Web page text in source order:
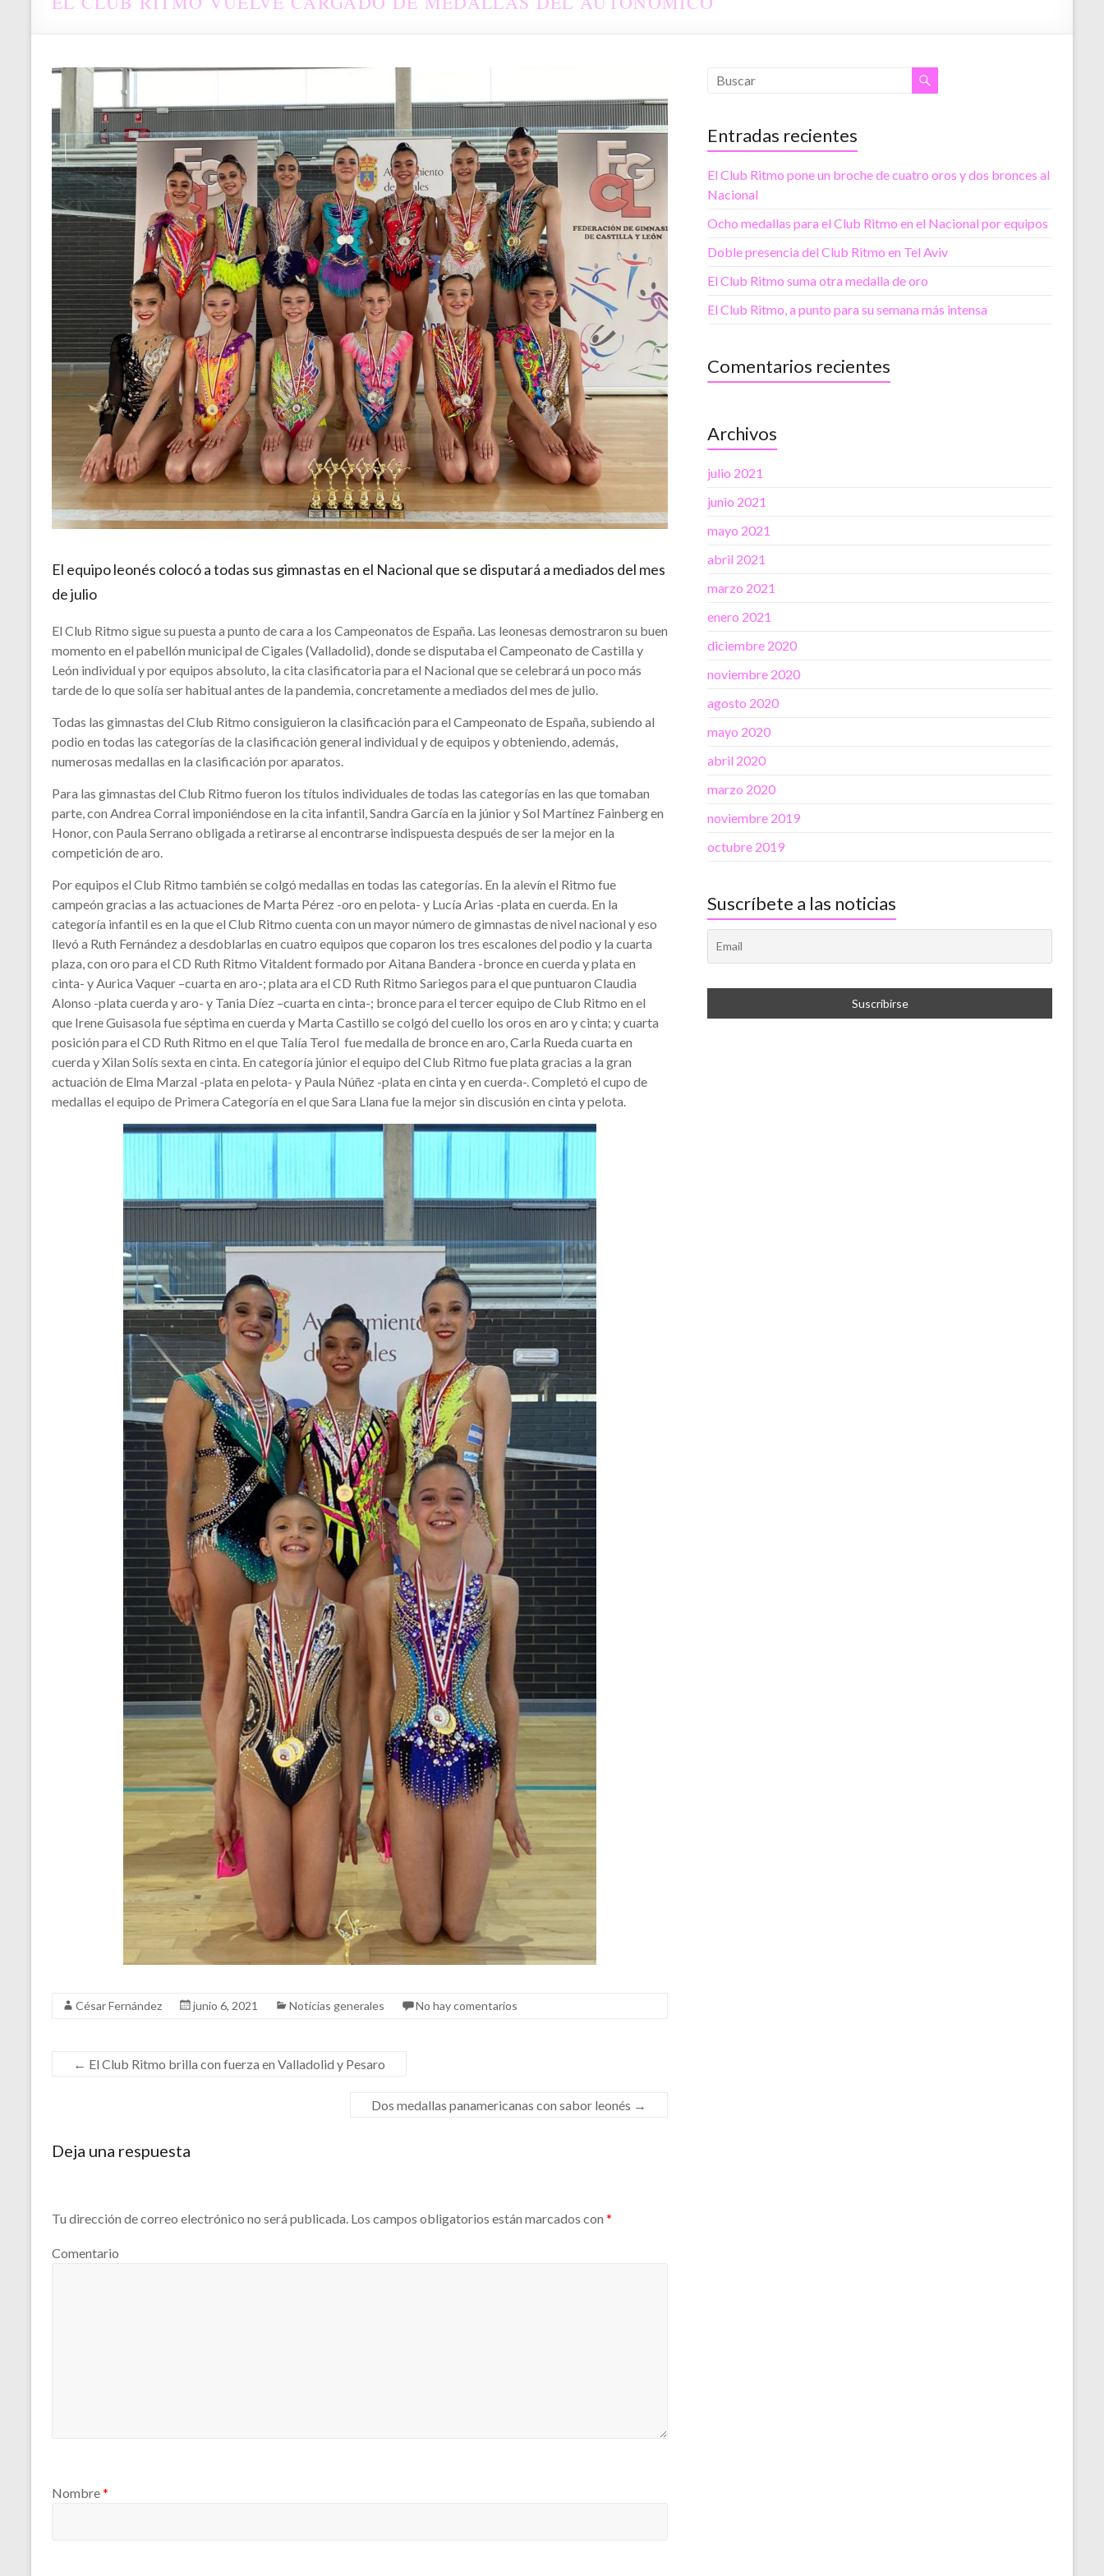
El equipo leonés colocó a todas sus gimnastas en el Nacional que se disputará a mediados del mes
de julio
El Club Ritmo sigue su puesta a punto de cara a los Campeonatos de España. Las leonesas demostraron su buen
momento en el pabellón municipal de Cigales (Valladolid), donde se disputaba el Campeonato de Castilla y
León individual y por equipos absoluto, la cita clasificatoria para el Nacional que se celebrará un poco más
tarde de lo que solía ser habitual antes de la pandemia, concretamente a mediados del mes de julio.
Todas las gimnastas del Club Ritmo consiguieron la clasificación para el Campeonato de España, subiendo al
podio en todas las categorías de la clasificación general individual y de equipos y obteniendo, además,
numerosas medallas en la clasificación por aparatos.
Para las gimnastas del Club Ritmo fueron los títulos individuales de todas las categorías en las que tomaban
parte, con Andrea Corral imponiéndose en la cita infantil, Sandra García en la júnior y Sol Martínez Fainberg en
Honor, con Paula Serrano obligada a retirarse al encontrarse indispuesta después de ser la mejor en la
competición de aro.
Por equipos el Club Ritmo también se colgó medallas en todas las categorías. En la alevín el Ritmo fue
campeón gracias a las actuaciones de Marta Pérez -oro en pelota- y Lucía Arias -plata en cuerda. En la
categoría infantil es en la que el Club Ritmo cuenta con un mayor número de gimnastas de nivel nacional y eso
llevó a Ruth Fernández a desdoblarlas en cuatro equipos que coparon los tres escalones del podio y la cuarta
plaza, con oro para el CD Ruth Ritmo Vitaldent formado por Aitana Bandera -bronce en cuerda y plata en
cinta- y Aurica Vaquer –cuarta en aro-; plata ara el CD Ruth Ritmo Sariegos para el que puntuaron Claudia
Alonso -plata cuerda y aro- y Tania Díez –cuarta en cinta-; bronce para el tercer equipo de Club Ritmo en el
que Irene Guisasola fue séptima en cuerda y Marta Castillo se colgó del cuello los oros en aro y cinta; y cuarta
posición para el CD Ruth Ritmo en el que Talía Terol fue medalla de bronce en aro, Carla Rueda cuarta en
cuerda y Xilan Solís sexta en cinta. En categoría júnior el equipo del Club Ritmo fue plata gracias a la gran
actuación de Elma Marzal -plata en pelota- y Paula Núñez -plata en cinta y en cuerda-. Completó el cupo de
medallas el equipo de Primera Categoría en el que Sara Llana fue la mejor sin discusión en cinta y pelota.
César Fernández junio 6, 2021 Noticias generales No hay comentarios
← El Club Ritmo brilla con fuerza en Valladolid y Pesaro
Dos medallas panamericanas con sabor leonés →
Deja una respuesta
Tu dirección de correo electrónico no será publicada. Los campos obligatorios están marcados con *
Comentario
Nombre*
Entradas recientes
El Club Ritmo pone un broche de cuatro oros y dos bronces al
Nacional
Ocho medallas para el Club Ritmo en el Nacional por equipos
Doble presencia del Club Ritmo en Tel Aviv
El Club Ritmo suma otra medalla de oro
El Club Ritmo, a punto para su semana más intensa
Comentarios recientes
Archivos
julio 2021
junio 2021
mayo 2021
abril 2021
marzo 2021
enero 2021
diciembre 2020
noviembre 2020
agosto 2020
mayo 2020
abril 2020
marzo 2020
noviembre 2019
octubre 2019
Suscríbete a las noticias